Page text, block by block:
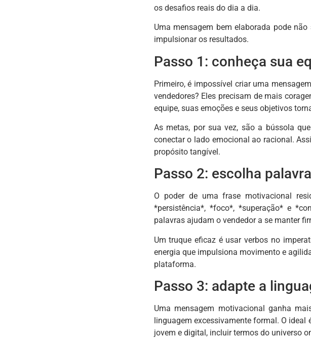
os desafios reais do dia a dia.
Uma mensagem bem elaborada pode
impulsionar os resultados.
Passo 1: conheça sua
Primeiro, é impossível criar uma
vendedores? Eles precisam de mais
equipe, suas emoções e seus objetivos
As metas, por sua vez, são a bússola
conectar o lado emocional ao racional.
propósito tangível.
Passo 2: escolha
O poder de uma frase motivacional
*persistência*, *foco*, *superação* e
palavras ajudam o vendedor a se manter
Um truque eficaz é usar verbos no
energia que impulsiona movimento e
plataforma.
Passo 3: adapte a
Uma mensagem motivacional ganha
linguagem excessivamente formal. O ideal
jovem e digital, incluir termos do universo